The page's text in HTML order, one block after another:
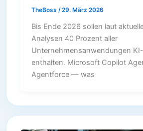
TheBoss /29. März 2026
Bis Ende 2026 sollen laut
Analysen 40 Prozent aller
Unternehmensanwendungen
enthalten. Microsoft Copilot
Agentforce — was